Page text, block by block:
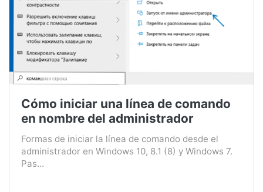
Cómo iniciar una línea de comando
en nombre del administrador
Formas de iniciar la línea de comando desde el
administrador en Windows 10, 8.1 (8) y Windows 7.
Pas...